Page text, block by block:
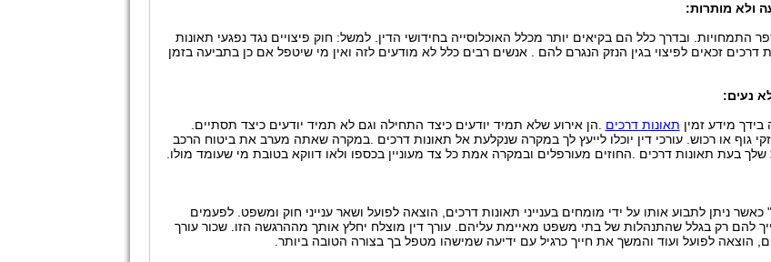
ולא מותרות:
התמחויות. ובדרך כלל הם בקיאים יותר מכלל האוכלוסייה בחידושי הדין. למשל: חוק פיצויים נגד נפגעי תאונות
דרכים זכאים לפיצוי בגין הנזק הנגרם להם . אנשים רבים כלל לא מודעים לזה ואין מי שיטפל אם כן בתביעה בזמן
נעים:
מידע זמין תאונות דרכים הן אירוע שלא תמיד יודעים כיצד התחילה וגם לא תמיד יודעים כיצד תסתיים.
גוף או רכוש. עורכי דין יוכלו לייעץ לך במקרה שנקלעת אל תאונות דרכים .במקרה שאתה מערב את ביטוח הרכב
שלך בעת תאונות דרכים החוזים מעורפלים ובמקרה אמת כל צד מעוניין בכספו ולאו דווקא בטובת מי שעומד מולו
ניתן לתבוע אותו על ידי מומחים בענייני תאונות דרכים, הוצאה לפועל ושאר ענייני חוק ומשפט. לפעמים
להם רק בגלל שהתנהלות של בתי משפט מאיימת עליהם. עורך דין מוצלח יחלץ אותך מההרגשה הזו. שכור עורך
הוצאה לפועל ועוד והמשך את חייך כרגיל עם ידיעה שמישהו מטפל בך בצורה הטובה ביותר